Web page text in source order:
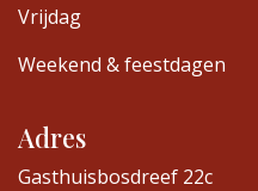
Vrijdag
Weekend & feestdagen
Adres
Gasthuisbosdreef 22c